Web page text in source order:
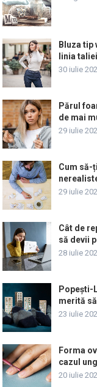
Bluza tip
linia taliei
30 iulie
Părul
de mai
29 iulie
Cum să-
29 iulie
Cât de
să devii
28 iulie
Popești-
merită
23 iulie
Forma
cazul
20 iulie